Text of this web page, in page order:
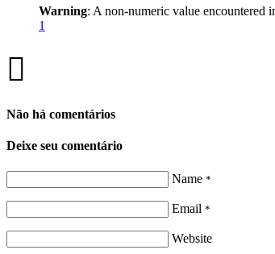
Warning: A non-numeric value encountered
1
Não há comentários
Deixe seu comentário
Name *
Email *
Website